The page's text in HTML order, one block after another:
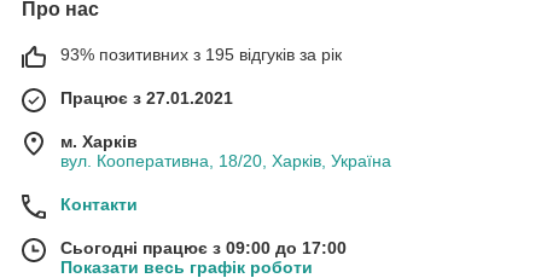
Про нас
93% позитивних з 195 відгуків за рік
Працює з 27.01.2021
м. Харків
вул. Кооперативна, 18/20, Харків, Україна
Контакти
Сьогодні працює з 09:00 до 17:00
Показати весь графік роботи